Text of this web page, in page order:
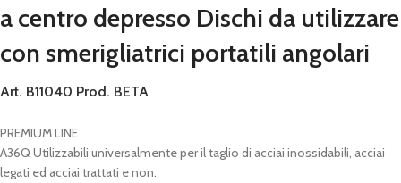
a centro depresso Dischi da utilizzare
con smerigliatrici portatili angolari
Art. B11040 Prod. BETA
PREMIUM LINE
A36Q Utilizzabili universalmente per il taglio di acciai inossidabili, acciai
legati ed acciai trattati e non.